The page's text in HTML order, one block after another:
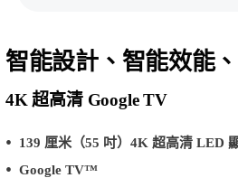
智能設計、智能效能
4K 超高清 Google TV
139 厘米（55 吋）4K 超高清 LED
Google TV™